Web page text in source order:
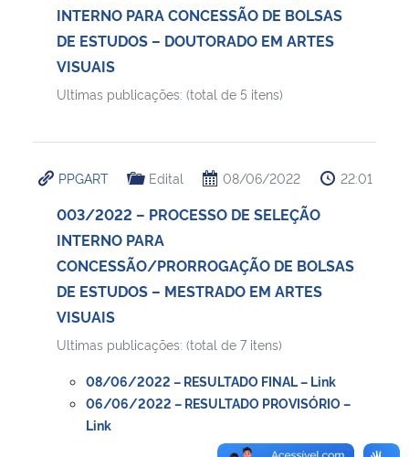
INTERNO PARA CONCESSÃO DE BOLSAS
DE ESTUDOS – DOUTORADO EM ARTES
VISUAIS
Ultimas publicações: (total de 5 itens)
PPGART Edital 08/06/2022 22:01
003/2022 – PROCESSO DE SELEÇÃO
INTERNO PARA
CONCESSÃO/PRORROGAÇÃO DE BOLSAS
DE ESTUDOS – MESTRADO EM ARTES
VISUAIS
Ultimas publicações: (total de 7 itens)
08/06/2022 – RESULTADO FINAL – Link
06/06/2022 – RESULTADO PROVISÓRIO –
Link